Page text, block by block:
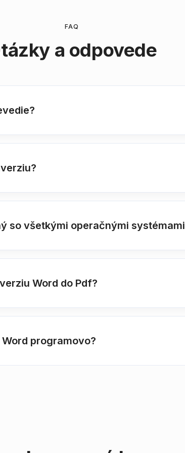
FAQ
a odpovede
so všetkými operačnými
Word do Pdf?
programovo?